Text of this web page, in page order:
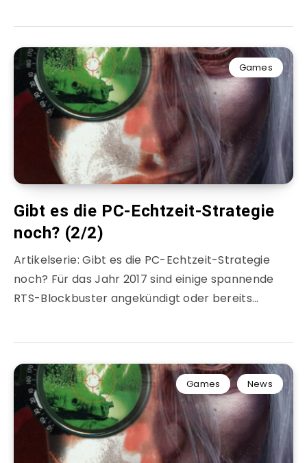
Games
Gibt es die PC-Echtzeit-Strategie
noch? (2/2)
Artikelserie: Gibt es die PC-Echtzeit-Strategie
noch? Für das Jahr 2017 sind einige spannende
RTS-Blockbuster angekündigt oder bereits…
Games News